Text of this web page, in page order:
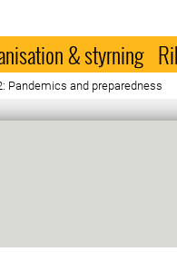
& styrning
Pandemics and preparedness